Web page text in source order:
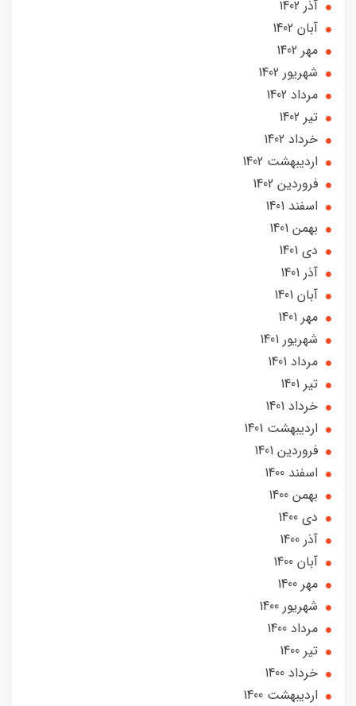
آذر 1402
آبان 1402
مهر 1402
شهریور 1402
مرداد 1402
تير 1402
خرداد 1402
ارديبهشت 1402
فروردین 1402
اسفند 1401
بهمن 1401
دی 1401
آذر 1401
آبان 1401
مهر 1401
شهریور 1401
مرداد 1401
تير 1401
خرداد 1401
ارديبهشت 1401
فروردین 1401
اسفند 1400
بهمن 1400
دی 1400
آذر 1400
آبان 1400
مهر 1400
شهریور 1400
مرداد 1400
تير 1400
خرداد 1400
ارديبهشت 1400